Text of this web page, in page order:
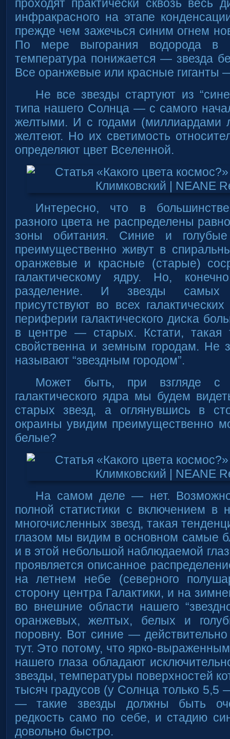
проходят практически сквозь весь
инфракрасного на этапе
прежде чем зажечься синим огнем
По мере выгорания водорода в
температура понижается — звезда
Все оранжевые или красные гиганты
Не все звезды стартуют из
типа нашего Солнца — с самого
желтыми. И с годами (миллиардами
желтеют. Но их светимость
определяют цвет Вселенной.
Интересно, что в
разного цвета не распределены
зоны обитания. Синие и
преимущественно живут в
оранжевые и красные (старые)
галактическому ядру. Но,
разделение. И звезды самых
присутствуют во всех
периферии галактического диска
в центре — старых. Кстати, такая
свойственна и земным городам. Не
называют “звездным городом”.
Может быть, при взгляде с
галактического ядра мы будем
старых звезд, а оглянувшись в
окраины увидим преимущественно
белые?
На самом деле — нет.
полной статистики с включением
многочисленных звезд, такая
глазом мы видим в основном самые
и в этой небольшой наблюдаемой
проявляется описанное
на летнем небе (северного
сторону центра Галактики, и на
во внешние области нашего
оранжевых, желтых, белых и
поровну. Вот синие —
тут. Это потому, что ярко-
нашего глаза обладают
звезды, температуры поверхностей
тысяч градусов (у Солнца только 5,5
— такие звезды должны быть
редкость само по себе, и стадию
довольно быстро.